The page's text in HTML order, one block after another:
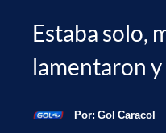
Estaba solo,
lamentaron
Por: Gol Caracol